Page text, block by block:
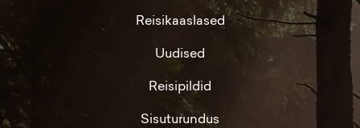
Reisikaaslased
Uudised
Reisipildid
Sisuturundus